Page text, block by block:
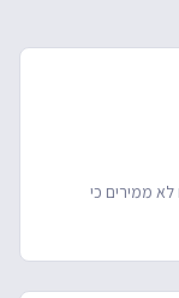
ממירים כי